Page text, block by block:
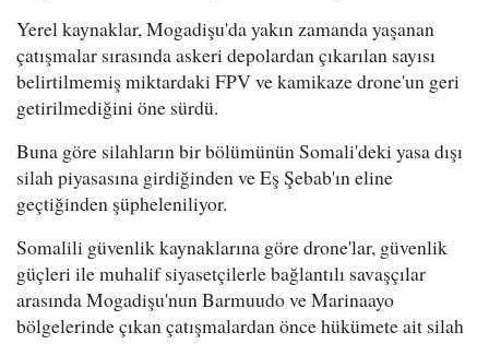
Yerel kaynaklar, Mogadişu'da yakın zamanda yaşanan
çatışmalar sırasında askeri depolardan çıkarılan sayısı
belirtilmemiş miktardaki FPV ve kamikaze drone'un geri
getirilmediğini öne sürdü.
Buna göre silahların bir bölümünün Somali'deki yasa dışı
silah piyasasına girdiğinden ve Eş Şebab'ın eline
geçtiğinden şüpheleniliyor.
Somalili güvenlik kaynaklarına göre drone'lar, güvenlik
güçleri ile muhalif siyasetçilerle bağlantılı savaşçılar
arasında Mogadişu'nun Barmuudo ve Marinaayo
bölgelerinde çıkan çatışmalardan önce hükümete ait silah